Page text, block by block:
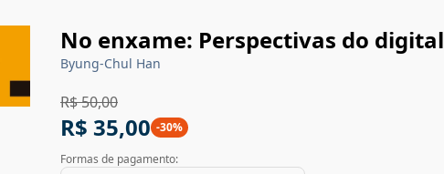
No enxame: Perspectivas do digital
Byung-Chul Han
R$ 50,00
R$ 35,00 -30%
Formas de pagamento: